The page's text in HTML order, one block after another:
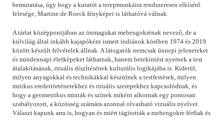
bemutatása, úgy hogy a kutatót a terepmunkáira rendszeresen elkísérő
felesége, Martine de Roeck fényképei is láthatóvá válnak.
A tárlat középpontjában az önmagukat mebengokrénak nevező, de a
külvilág által inkább kajapóként ismert indiánok körében 1974 és 2019
között készült felvételek állnak. A látogatók nemcsak ünnepi jeleneteket
és mindennapi életképeket láthatnak, hanem betekintést nyernek a test
átalakításának, rituális díszítésének kulturális logikájába is. Kiderül,
milyen anyagokkal és technikákkal készülnek a testfestések, milyen
mitikus eredettörténetekhez és rituális szerepekhez kapcsolódnak, és
hogy a geometrikus minták és színek miként alkotnak egy pontosan
szabályozott, a közösség számára azonnal olvasható vizuális nyelvet.
Választ kapunk arra is, hogyan és miért tágították a mebengokre férfiak és